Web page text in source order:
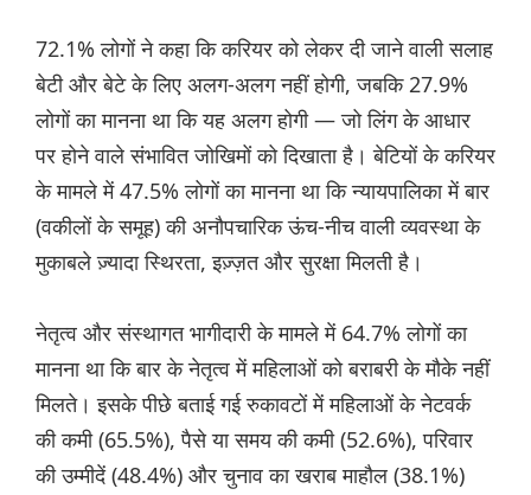
72.1% लोगों ने कहा कि करियर को लेकर दी जाने वाली सलाह
बेटी और बेटे के लिए अलग-अलग नहीं होगी, जबकि 27.9%
लोगों का मानना ​​था कि यह अलग होगी — जो लिंग के आधार
पर होने वाले संभावित जोखिमों को दिखाता है। बेटियों के करियर
के मामले में 47.5% लोगों का मानना ​​था कि न्यायपालिका में बार
(वकीलों के समूह) की अनौपचारिक ऊंच-नीच वाली व्यवस्था के
मुकाबले ज़्यादा स्थिरता, इज़्ज़त और सुरक्षा मिलती है।
नेतृत्व और संस्थागत भागीदारी के मामले में 64.7% लोगों का
मानना ​​था कि बार के नेतृत्व में महिलाओं को बराबरी के मौके नहीं
मिलते। इसके पीछे बताई गई रुकावटों में महिलाओं के नेटवर्क
की कमी (65.5%), पैसे या समय की कमी (52.6%), परिवार
की उम्मीदें (48.4%) और चुनाव का खराब माहौल (38.1%)